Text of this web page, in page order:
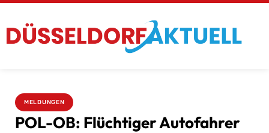
MELDUNGEN
POL-OB: Flüchtiger Autofahrer